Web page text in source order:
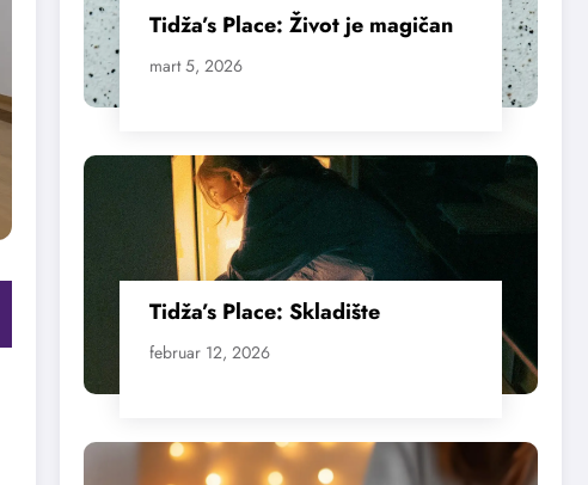
Tidža’s Place: Život je magičan
mart 5, 2026
Tidža’s Place: Skladište
februar 12, 2026